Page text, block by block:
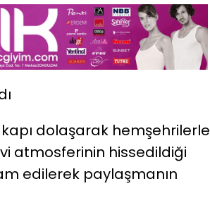
dolaşarak hemşehrilerle
atmosferinin hissedildiği
edilerek paylaşmanın